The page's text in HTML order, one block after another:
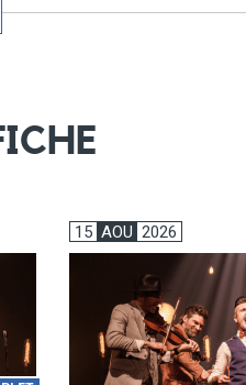
15 AOU 2026